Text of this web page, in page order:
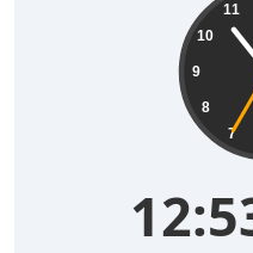
7
8
9
10
11